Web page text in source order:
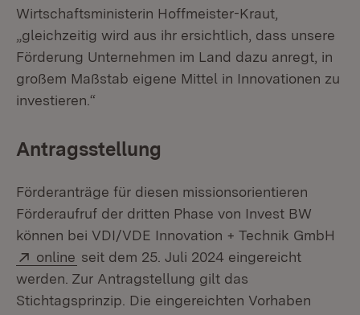
Wirtschaftsministerin Hoffmeister-Kraut,
„gleichzeitig wird aus ihr ersichtlich, dass unsere
Förderung Unternehmen im Land dazu anregt, in
großem Maßstab eigene Mittel in Innovationen zu
investieren.“
Antragsstellung
Förderanträge für diesen missionsorientieren
Förderaufruf der dritten Phase von Invest BW
können bei VDI/VDE Innovation + Technik GmbH
Extern:
online (Öffnet in neuem Fenster)
seit dem 25. Juli 2024 eingereicht
werden. Zur Antragstellung gilt das
Stichtagsprinzip. Die eingereichten Vorhaben